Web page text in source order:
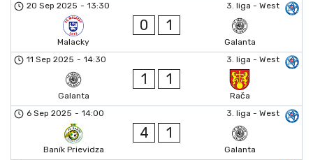
3. liga - West
20 Sep 2025 - 13:30
Malacky
0 1
Galanta
3. liga - West
11 Sep 2025 - 14:30
Galanta
1 1
Rača
3. liga - West
6 Sep 2025 - 14:00
Baník Prievidza
4 1
Galanta